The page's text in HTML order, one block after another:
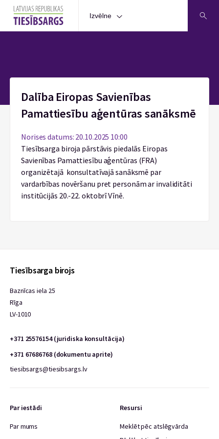
Izvēlne
Dalība Eiropas Savienības
Pamattiesību aģentūras sanāksmē
Norises datums: 20.10.2025 10:00
Tiesībsarga biroja pārstāvis piedalās Eiropas
Savienības Pamattiesību aģentūras (FRA)
organizētajā konsultatīvajā sanāksmē par
vardarbības novēršanu pret personām ar invaliditāti
institūcijās 20.-22. oktobrī Vīnē.
Tiesībsarga birojs
Baznīcas iela 25
Rīga
LV-1010
+371 25576154 (juridiska konsultācija)
+371 67686768 (dokumentu aprite)
tiesibsargs@tiesibsargs.lv
Par iestādi
Par mums
Resursi
Meklēt pēc atslēgvārda